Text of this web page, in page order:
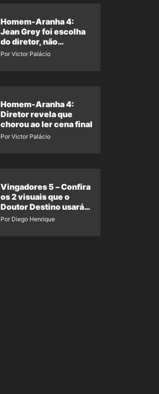
Homem-Aranha 4:
Jean Grey foi escolha
do diretor, não
imposição da Marvel
Por Victor Palácio
Homem-Aranha 4:
Diretor revela que
chorou ao ler cena final
Por Victor Palácio
Vingadores 5 – Confira
os 2 visuais que o
Doutor Destino usará
no filme
Por Diego Henrique